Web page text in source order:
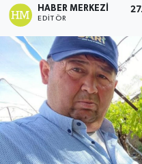
HABER MERKEZI
EDITÖR
GİZLİLİK
İLETİŞİM